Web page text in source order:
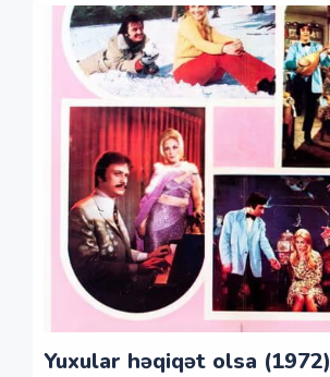
Yuxular həqiqət olsa (1972)